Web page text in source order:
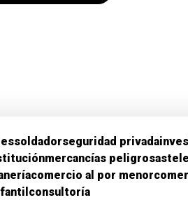
soldadorseguridad privada
mercancías peligrosas
comercio al por menor
consultoría